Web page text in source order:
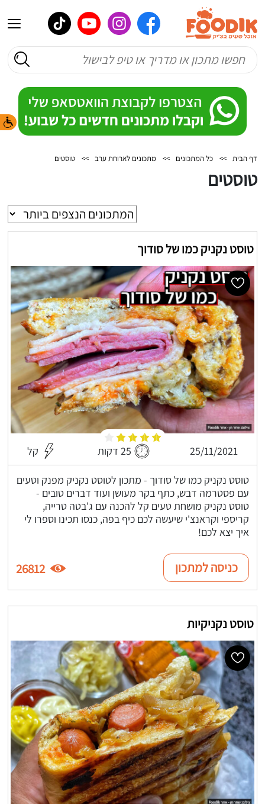
דף הבית >> כל המתכונים >> מתכונים לארוחת ערב >> טוסטים
טוסטים
טוסט נקניק כמו של סודוך
25/11/2021 25 דקות קל
טוסט נקניק כמו של סודוך - מתכון לטוסט נקניק מפנק וטעים
עם פסטרמה דבש, כתף בקר מעושן ועוד דברים טובים -
טוסט נקניק מושחת טעים קל להכנה עם ג'בטה טרייה,
קריספי וקראנצ'י שיעשה לכם כיף בפה, כנסו תכינו וספרו לי
איך יצא לכם!
כניסה למתכון 26812
טוסט נקניקיות